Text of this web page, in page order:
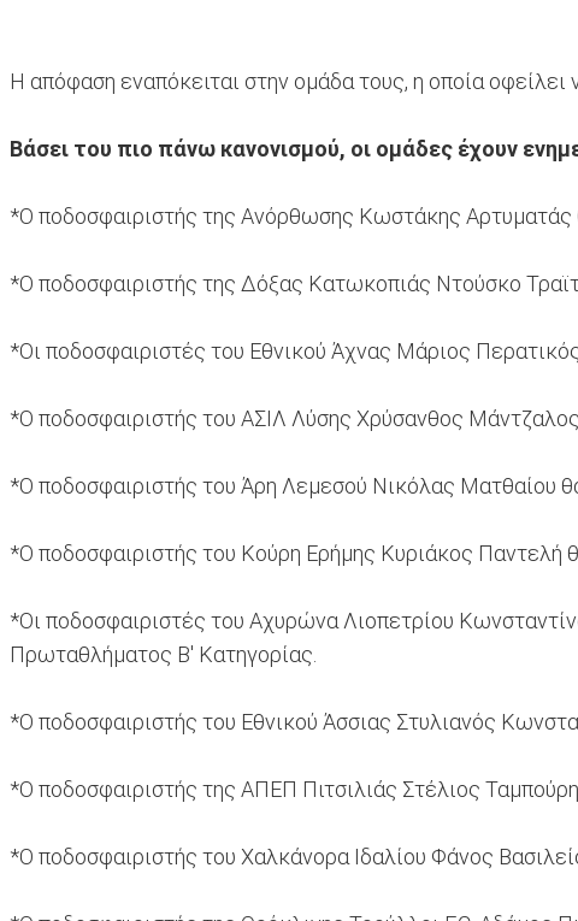
Η απόφαση εναπόκειται στην ομάδα τους, η οποία
Βάσει του πιο πάνω κανονισμού, οι ομάδες έχουν
*Ο ποδοσφαιριστής της Ανόρθωσης Κωστάκης Αρτυματάς
*Ο ποδοσφαιριστής της Δόξας Κατωκοπιάς Ντούσκο
*Οι ποδοσφαιριστές του Εθνικού Άχνας Μάριος
*Ο ποδοσφαιριστής του ΑΣΙΛ Λύσης Χρύσανθος
*Ο ποδοσφαιριστής του Άρη Λεμεσού Νικόλας Ματθαίου
*Ο ποδοσφαιριστής του Κούρη Ερήμης Κυριάκος Παντελή
*Οι ποδοσφαιριστές του Αχυρώνα Λιοπετρίου
Πρωταθλήματος Β' Κατηγορίας.
*Ο ποδοσφαιριστής του Εθνικού Άσσιας Στυλιανός
*Ο ποδοσφαιριστής της ΑΠΕΠ Πιτσιλιάς Στέλιος
*Ο ποδοσφαιριστής του Χαλκάνορα Ιδαλίου Φάνος